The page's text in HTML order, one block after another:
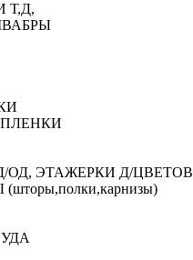
Т,Д,
ЭТАЖЕРКИ Д/ЦВЕТОВ